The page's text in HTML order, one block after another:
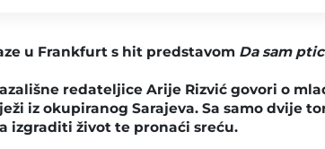
u Frankfurt s hit predstavom Da sam
redateljice Arije Rizvić govori o
iz okupiranog Sarajeva. Sa samo dvije
izgraditi život te pronaći sreću.